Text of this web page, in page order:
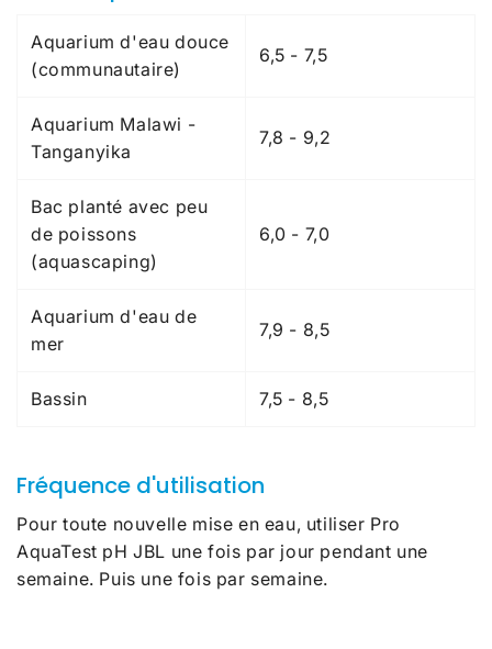
Aquarium d'eau douce
(communautaire)
6,5 - 7,5
Aquarium Malawi -
Tanganyika
7,8 - 9,2
Bac planté avec peu
de poissons
(aquascaping)
6,0 - 7,0
Aquarium d'eau de
mer
7,9 - 8,5
Bassin 7,5 - 8,5
Fréquence d'utilisation
Pour toute nouvelle mise en eau, utiliser Pro
AquaTest pH JBL une fois par jour pendant une
semaine. Puis une fois par semaine.